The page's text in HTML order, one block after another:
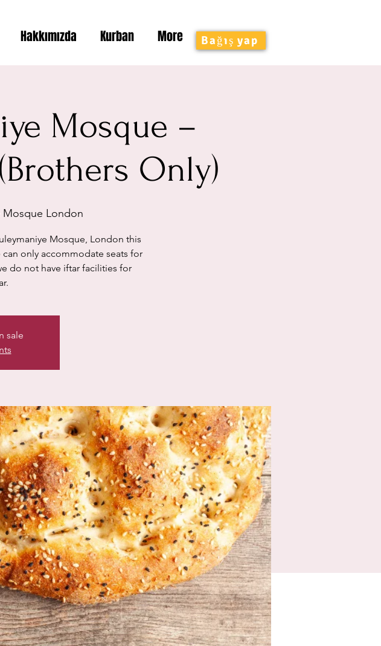
Hakkımızda Kurban More Bağış yap
Mosque –
Only)
Mosque London
Mosque, London this
only accommodate seats for
do not have iftar facilities for
sale